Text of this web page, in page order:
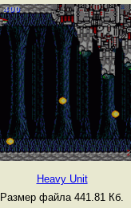
Heavy Unit
Размер файла 441.81 Кб.